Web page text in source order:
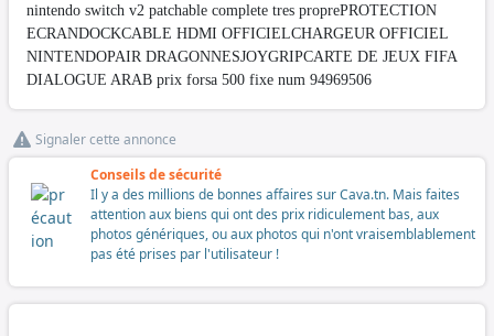
nintendo switch v2 patchable complete tres proprePROTECTION
ECRANDOCKCABLE HDMI OFFICIELCHARGEUR OFFICIEL
NINTENDOPAIR DRAGONNESJOYGRIPCARTE DE JEUX FIFA
DIALOGUE ARAB prix forsa 500 fixe num 94969506
Signaler cette annonce
Conseils de sécurité
Il y a des millions de bonnes affaires sur Cava.tn. Mais faites
attention aux biens qui ont des prix ridiculement bas, aux
photos génériques, ou aux photos qui n'ont vraisemblablement
pas été prises par l'utilisateur !